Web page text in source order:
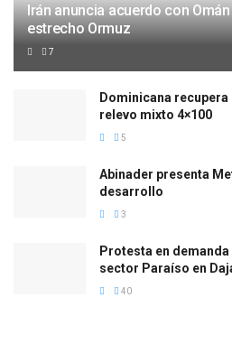
Irán anuncia acuerdo con
estrecho Ormuz
7
Dominicana
relevo mixto 4×100
5
Abinader presenta
desarrollo
3
Protesta en
sector Paraíso en
40